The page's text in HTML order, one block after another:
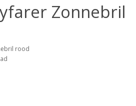
Zonnebril
rood